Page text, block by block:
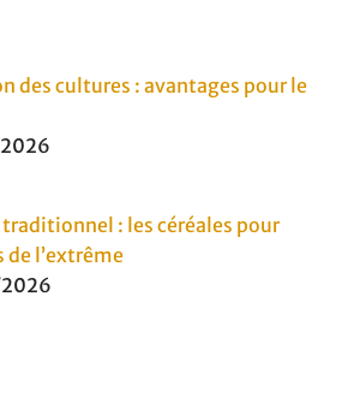
des cultures : avantages pour le
: les céréales pour
de l’extrême